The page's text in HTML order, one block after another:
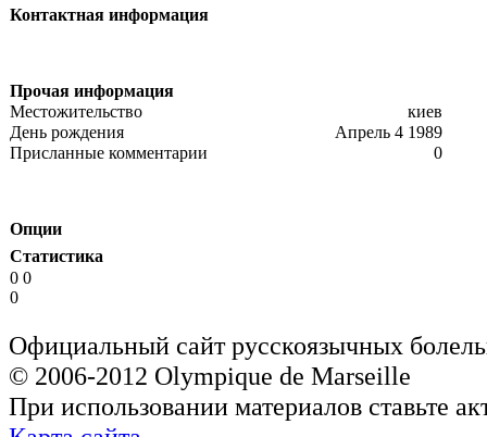
Контактная информация
Прочая информация
Местожительство
киев
День рождения
Апрель 4 1989
Присланные комментарии
0
Опции
Статистика
0 0
0
Официальный сайт русскоязычных
© 2006-2012 Olympique de Marseille
При использовании материалов ставьте